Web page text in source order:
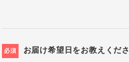
必須 お届け希望日をお教えくださ